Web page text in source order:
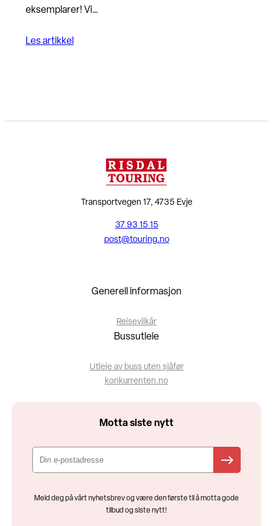
eksemplarer! Vi…
Les artikkel
Transportvegen 17, 4735 Evje
37 93 15 15
post@touring.no
Generell informasjon
Reisevilkår
Bussutleie
Utleie av buss uten sjåfør
konkurrenten.no
Motta siste nytt
Meld deg på vårt nyhetsbrev og være den første til å motta gode
tilbud og siste nytt!